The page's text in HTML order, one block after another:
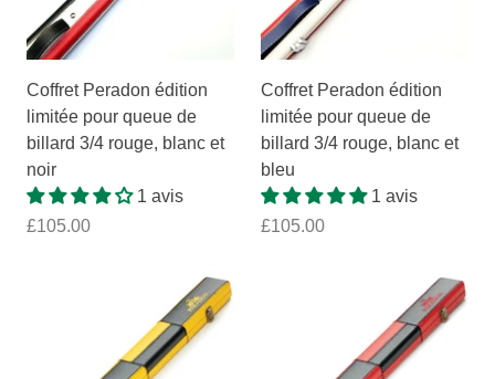
Coffret Peradon édition
limitée pour queue de
billard 3/4 rouge, blanc et
noir
1 avis
£105.00
Coffret Peradon édition
limitée pour queue de
billard 3/4 rouge, blanc et
bleu
1 avis
£105.00